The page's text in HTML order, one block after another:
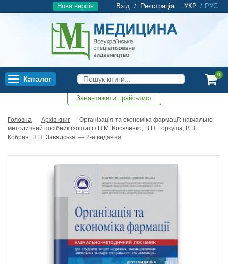
УКР / РУС
Вхід / Реєстрація
Нова версія
Toggle
Каталог
0
Завантажити прайс-лист
Головна Архів книг
Організація та економіка фармації: навчально-
методичний посібник (зошит) / Н.М. Косяченко, В.П. Горкуша, В.В.
Кобрин, Н.П. Завадська. — 2-е видання